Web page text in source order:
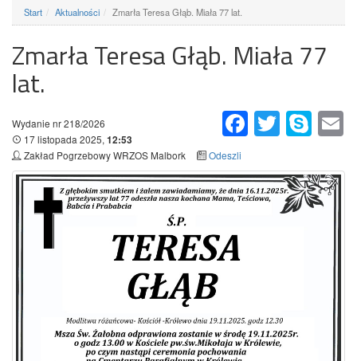
Start Aktualności Zmarła Teresa Głąb. Miała 77 lat.
Zmarła Teresa Głąb. Miała 77
lat.
FacebookTwitter Skype
Wydanie nr 218/2026
17 listopada 2025, 12:53
Zakład Pogrzebowy WRZOS Malbork
Odeszli